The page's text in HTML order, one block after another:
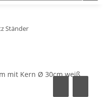
Ständer